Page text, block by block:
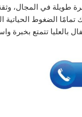
في المجال،
الضغوط الحياتية
بالعليا تتمتع بخبرة